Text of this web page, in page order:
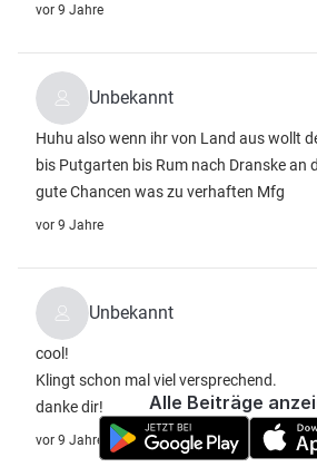
vor 9 Jahre
Unbekannt
Huhu also wenn ihr von Land aus wollt
bis Putgarten bis Rum nach Dranske an
gute Chancen was zu verhaften Mfg
vor 9 Jahre
Unbekannt
cool!
Klingt schon mal viel versprechend.
danke dir!
vor 9 Jahre
Alle Beiträge